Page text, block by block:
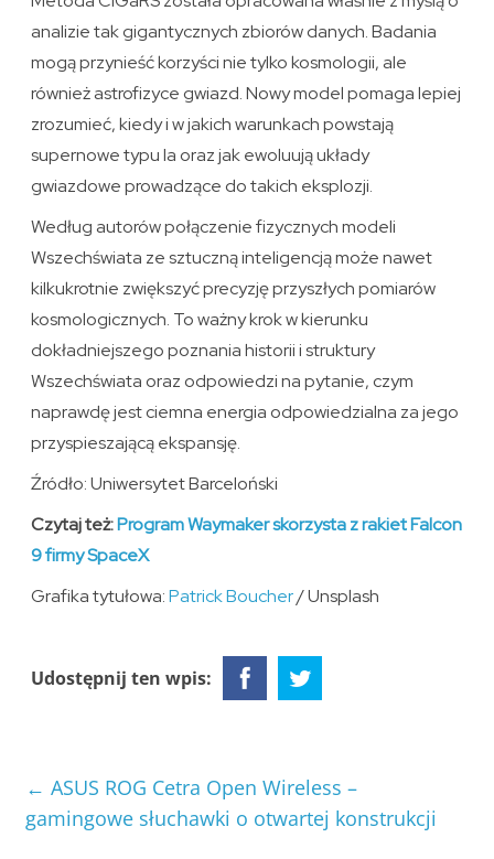
analizie tak gigantycznych zbiorów danych. Badania
mogą przynieść korzyści nie tylko kosmologii, ale
również astrofizyce gwiazd. Nowy model pomaga lepiej
zrozumieć, kiedy i w jakich warunkach powstają
supernowe typu Ia oraz jak ewoluują układy
gwiazdowe prowadzące do takich eksplozji.
Według autorów połączenie fizycznych modeli
Wszechświata ze sztuczną inteligencją może nawet
kilkukrotnie zwiększyć precyzję przyszłych pomiarów
kosmologicznych. To ważny krok w kierunku
dokładniejszego poznania historii i struktury
Wszechświata oraz odpowiedzi na pytanie, czym
naprawdę jest ciemna energia odpowiedzialna za jego
przyspieszającą ekspansję.
Źródło: Uniwersytet Barceloński
Czytaj też:Program Waymaker skorzysta z rakiet Falcon
9 firmy SpaceX
Grafika tytułowa:Patrick Boucher/ Unsplash
Udostępnij ten wpis:
← ASUS ROG Cetra Open Wireless –
gamingowe słuchawki o otwartej konstrukcji